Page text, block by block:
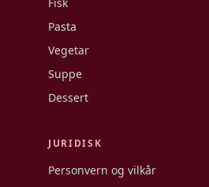
Pasta
Vegetar
Suppe
Dessert
JURIDISK
Personvern og vilkår